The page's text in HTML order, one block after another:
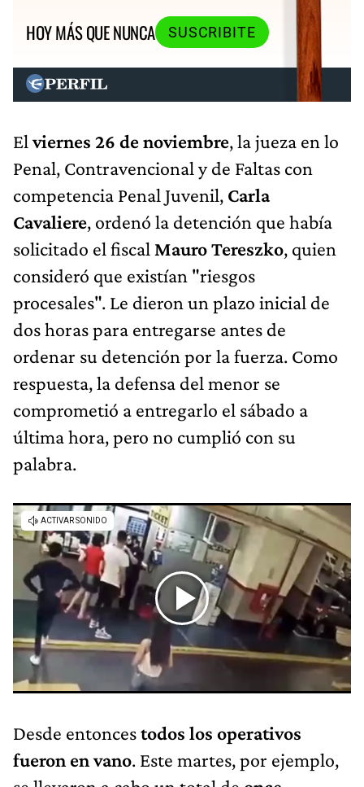
HOY MÁS QUE NUNCA
SUSCRIBITE
Elviernes 26 de noviembre, la jueza en lo
Penal, Contravencional y de Faltas con
competencia Penal Juvenil, Carla
Cavaliere, ordenó la detención que había
solicitado el fiscal Mauro Tereszko, quien
consideró que existían "riesgos
procesales". Le dieron un plazo inicial de
dos horas para entregarse antes de
ordenar su detención por la fuerza. Como
respuesta, la defensa del menor se
comprometió a entregarlo el sábado a
última hora, pero no cumplió con su
palabra.
Desde entoncestodos los operativos
fueron en vano. Este martes, por ejemplo,